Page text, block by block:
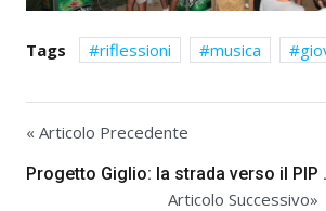
Tags riflessioni musica
« Articolo Precedente
Progetto Giglio: la strada verso il PIP
Articolo Successivo»